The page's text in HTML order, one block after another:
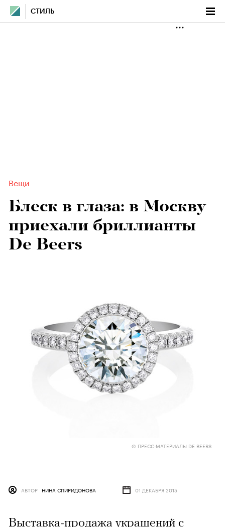
СТИЛЬ
Вещи
Блеск в глаза: в Москву
приехали бриллианты
De Beers
© ПРЕСС-МАТЕРИАЛЫ DE BEERS
АВТОР НИНА СПИРИДОНОВА 01 ДЕКАБРЯ 2015
Выставка-продажа украшений с